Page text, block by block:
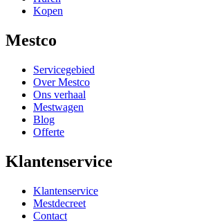
Kopen
Mestco
Servicegebied
Over Mestco
Ons verhaal
Mestwagen
Blog
Offerte
Klantenservice
Klantenservice
Mestdecreet
Contact